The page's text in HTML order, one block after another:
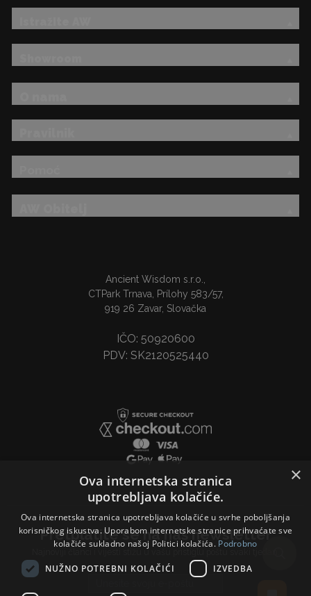
Ancient Wisdom s.r.o.,
CTPark Trnava, Prílohy 583/57,
919 26 Zavar, Slovačka
IČO: 50920600
PDV: SK2120525440
Pretplatite se na naš newsletter
Najnoviji članci i vijesti stižu u vašu pristiglu poštu svaki tjedan.
×
Ova internetska stranica
upotrebljava kolačiće.
Ova internetska stranica upotrebljava kolačiće u svrhe poboljšanja
korisničkog iskustva. Uporabom internetske stranice prihvaćate sve
kolačiće sukladno našoj Politici kolačića. Podrobno
NUŽNO POTREBNI KOLAČIĆI IZVEDBA